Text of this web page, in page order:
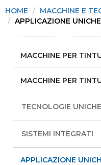
HOME
MACCHINE E
APPLICAZIONE UNICHE
MACCHINE PER
MACCHINE PER
TECNOLOGIE UNICHE
SISTEMI INTEGRATI
APPLICAZIONE